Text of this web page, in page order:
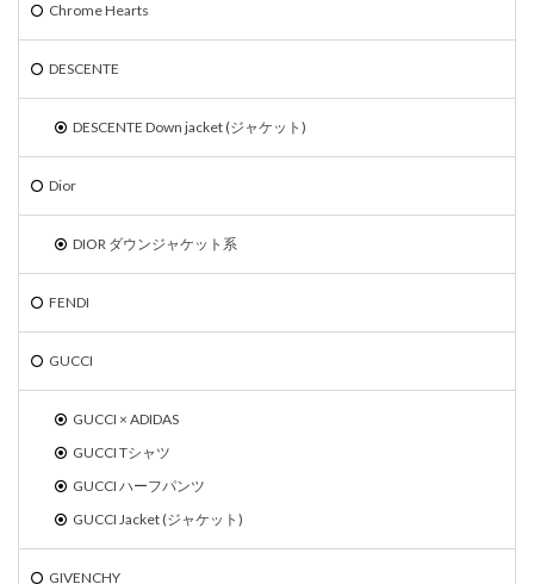
Chrome Hearts
DESCENTE
DESCENTE Down jacket (ジャケット)
Dior
DIOR ダウンジャケット系
FENDI
GUCCI
GUCCI × ADIDAS
GUCCI Tシャツ
GUCCI ハーフパンツ
GUCCI Jacket (ジャケット)
GIVENCHY